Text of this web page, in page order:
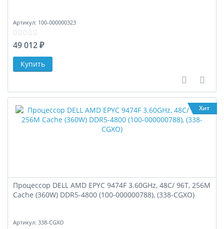
Артикул: 100-000000323
49 012 ₽
В В
Хит
Процессор DELL AMD EPYC 9474F 3.60GHz, 48C/ 96T, 256M
Cache (360W) DDR5-4800 (100-000000788), (338-CGXO)
Артикул: 338-CGXO